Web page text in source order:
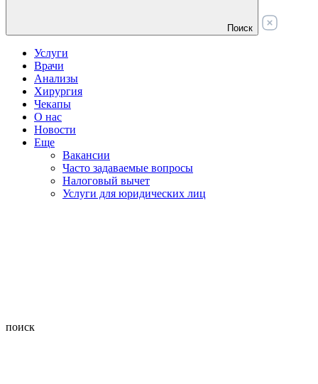
Поиск
Услуги
Врачи
Анализы
Хирургия
Чекапы
О нас
Новости
Еще
Вакансии
Часто задаваемые вопросы
Налоговый вычет
Услуги для юридических лиц
поиск